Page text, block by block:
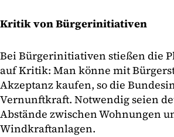
Kritik von Bürgerinitiativen
Bei Bürgerinitiativen stießen die
auf Kritik: Man könne mit
Akzeptanz kaufen, so die
Vernunftkraft. Notwendig seien
Abstände zwischen Wohnungen
Windkraftanlagen.